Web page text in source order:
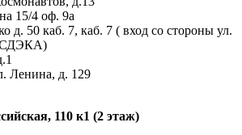
15/4 оф. 9а
д. 50 каб. 7, каб. 7 ( вход со стороны ул.
СДЭКА)
Ленина, д. 129
110 к1 (2 этаж)